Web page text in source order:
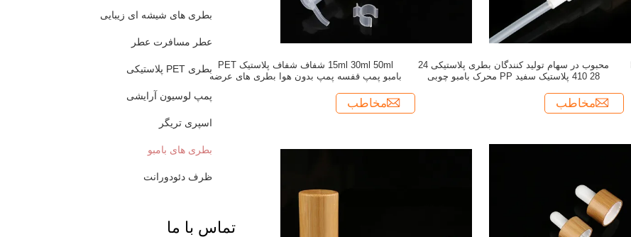
بطری های شیشه ای زیبایی
عطر مسافرت عطر
بطری PET پلاستیکی
پمپ لوسیون آرایشی
اسپری تریگر
بطری های بامبو
ظرف دئودورانت
تماس با ما
15ml 30ml 50ml شفاف شفاف پلاستیک PET
بامبو پمپ قفسه پمپ بدون هوا بطری های عرضه
مخاطب
محبوب در سهام تولید کنندگان بطری پلاستیکی 24
28 410 پلاستیک سفید PP محرک بامبو چوبی
مخاطب